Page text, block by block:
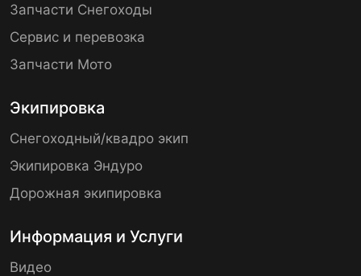
Запчасти Снегоходы
Сервис и перевозка
Запчасти Мото
Экипировка
Снегоходный/квадро экип
Экипировка Эндуро
Дорожная экипировка
Информация и Услуги
Видео